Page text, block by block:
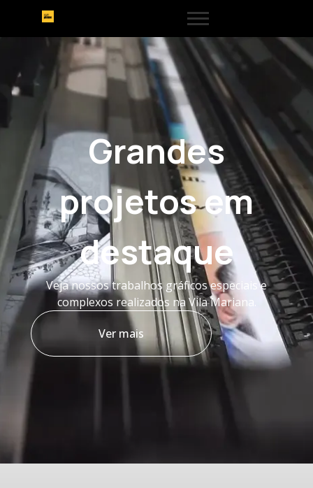
Grandes
projetos em
destaque
Veja nossos trabalhos gráficos especiais e
complexos realizados na Vila Mariana.
Ver mais